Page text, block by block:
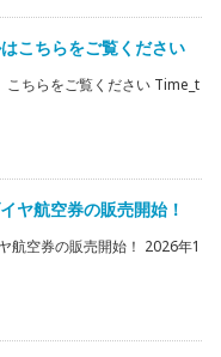
こちらをご覧ください
こちらをご覧ください Time_t
ヤ航空券の販売開始！
航空券の販売開始！ 2026年1